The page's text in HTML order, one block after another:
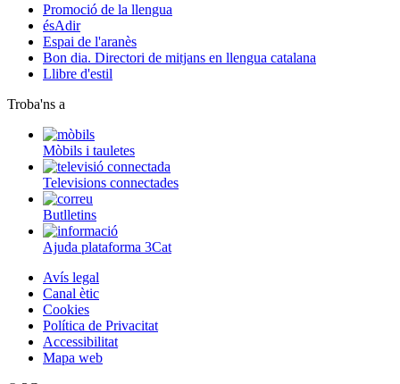
Promoció de la llengua
ésAdir
Espai de l'aranès
Bon dia. Directori de mitjans en llengua catalana
Llibre d'estil
Troba'ns a
Mòbils i tauletes
Televisions connectades
Butlletins
Ajuda plataforma 3Cat
Avís legal
Canal ètic
Cookies
Política de Privacitat
Accessibilitat
Mapa web